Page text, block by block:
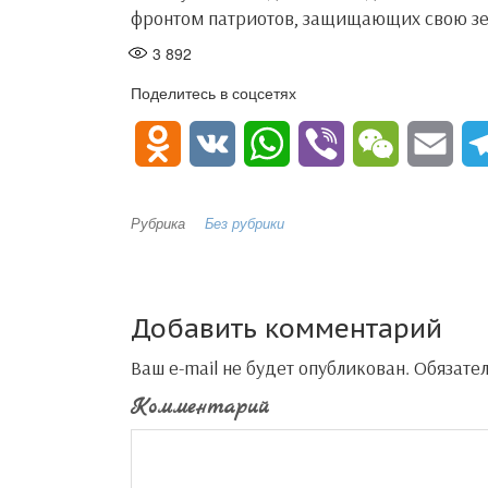
фронтом патриотов, защищающих свою
3 892
Поделитесь в соцсетях
n
k
l
a
W
s
A
r
W
a
t
Рубрика Без рубрики
Добавить комментарий
Ваш e-mail не будет опубликован.
Комментарий